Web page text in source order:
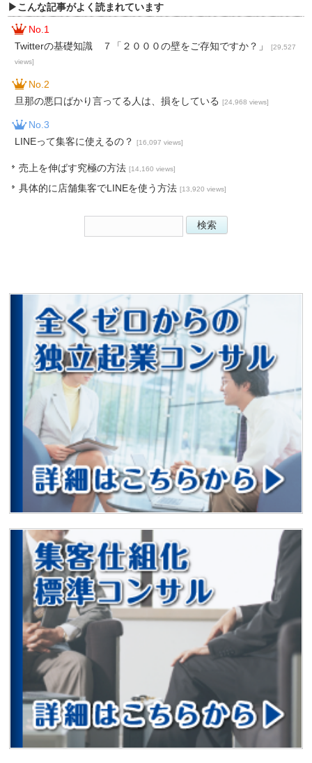
▶こんな記事がよく読まれています
No.1
Twitterの基礎知識 ７「２０００の壁をご存知ですか？」[29,527
views]
No.2
旦那の悪口ばかり言ってる人は、損をしている[24,968 views]
No.3
LINEって集客に使えるの？[16,097 views]
売上を伸ばす究極の方法[14,160 views]
具体的に店舗集客でLINEを使う方法[13,920 views]